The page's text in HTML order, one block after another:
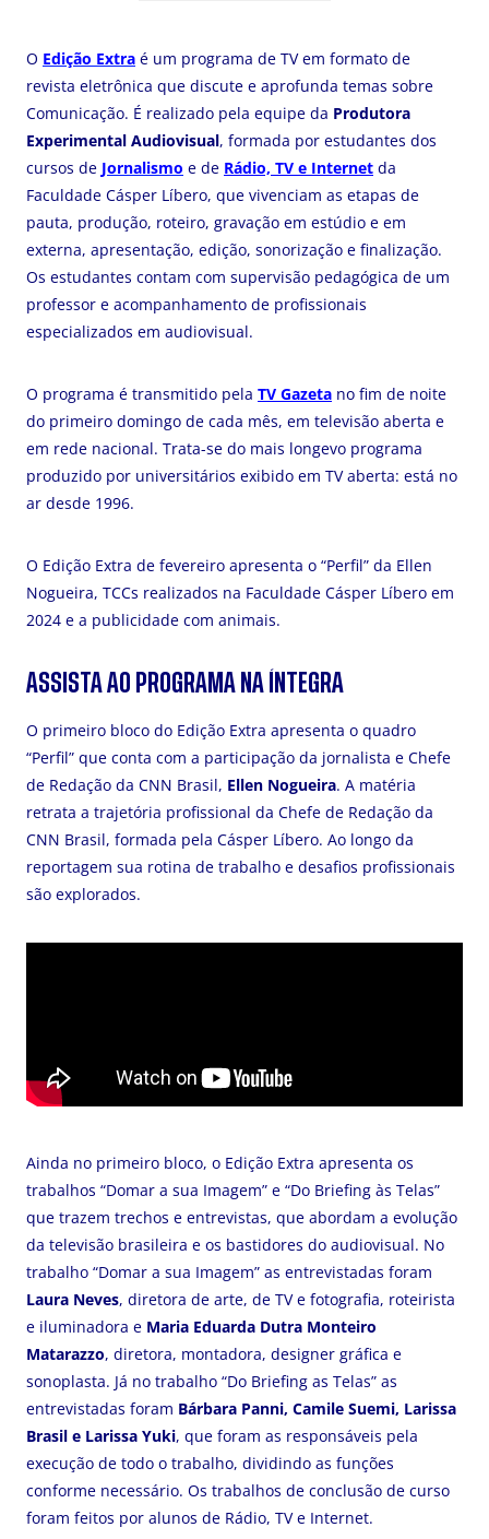
O Edição Extra é um programa de TV em formato de
revista eletrônica que discute e aprofunda temas sobre
Comunicação. É realizado pela equipe da Produtora
Experimental Audiovisual, formada por estudantes dos
cursos de Jornalismo e de Rádio, TV e Internet da
Faculdade Cásper Líbero, que vivenciam as etapas de
pauta, produção, roteiro, gravação em estúdio e em
externa, apresentação, edição, sonorização e finalização.
Os estudantes contam com supervisão pedagógica de um
professor e acompanhamento de profissionais
especializados em audiovisual.
O programa é transmitido pela TV Gazeta no fim de noite
do primeiro domingo de cada mês, em televisão aberta e
em rede nacional. Trata-se do mais longevo programa
produzido por universitários exibido em TV aberta: está no
ar desde 1996.
O Edição Extra de fevereiro apresenta o “Perfil” da Ellen
Nogueira, TCCs realizados na Faculdade Cásper Líbero em
2024 e a publicidade com animais.
ASSISTA AO PROGRAMA NA ÍNTEGRA
O primeiro bloco do Edição Extra apresenta o quadro
“Perfil” que conta com a participação da jornalista e Chefe
de Redação da CNN Brasil, Ellen Nogueira. A matéria
retrata a trajetória profissional da Chefe de Redação da
CNN Brasil, formada pela Cásper Líbero. Ao longo da
reportagem sua rotina de trabalho e desafios profissionais
são explorados.
Ainda no primeiro bloco, o Edição Extra apresenta os
trabalhos “Domar a sua Imagem” e “Do Briefing às Telas”
que trazem trechos e entrevistas, que abordam a evolução
da televisão brasileira e os bastidores do audiovisual. No
trabalho “Domar a sua Imagem” as entrevistadas foram
Laura Neves, diretora de arte, de TV e fotografia, roteirista
e iluminadora e Maria Eduarda Dutra Monteiro
Matarazzo, diretora, montadora, designer gráfica e
sonoplasta. Já no trabalho “Do Briefing as Telas” as
entrevistadas foram Bárbara Panni, Camile Suemi, Larissa
Brasil e Larissa Yuki, que foram as responsáveis pela
execução de todo o trabalho, dividindo as funções
conforme necessário. Os trabalhos de conclusão de curso
foram feitos por alunos de Rádio, TV e Internet.